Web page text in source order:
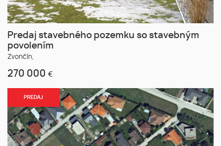
Predaj stavebného pozemku so stavebným
povolením
Zvončín,
270 000 €
PREDAJ